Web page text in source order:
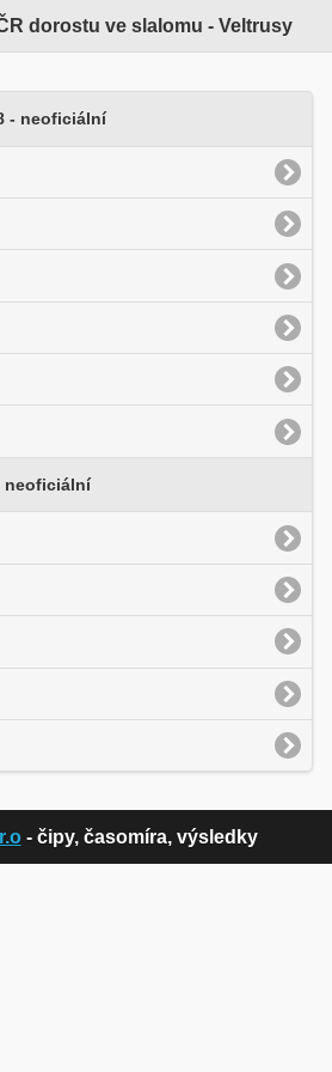
dorostu ve slalomu - Veltrusy
- neoficiální
neoficiální
- čipy, časomíra, výsledky